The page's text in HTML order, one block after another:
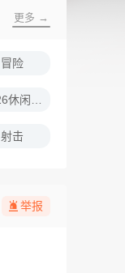
更多 →
冒险
射击
举报